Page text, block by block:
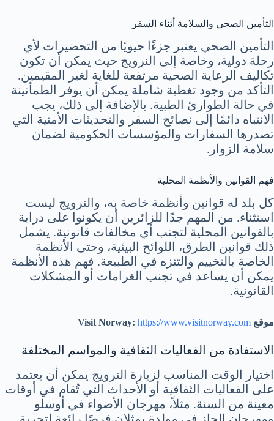
التأمين الصحي والسلامة أثناء السفر
التأمين الصحي يعتبر جزءًا حيويًا من التحضيرات لأي
رحلة دولية، وخاصة إلى النرويج حيث يمكن أن تكون
تكاليف الرعاية الصحية مرتفعة للغاية لغير المقيمين.
التأكد من وجود تغطية شاملة يمكن أن يوفر الطمأنينة
في حالة الطوارئ الطبية. بالإضافة إلى ذلك، يجب
الانتباه دائمًا إلى نصائح السفر والتحديثات الأمنية التي
تصدرها السفارات والمؤسسات الحكومية لضمان
سلامة الزوار.
فهم القوانين والأنظمة المحلية
كل بلد له قوانين وأنظمة خاصة به، والنرويج ليست
استثناء. من المهم جدًا للزائرين أن يكونوا على دراية
بالقوانين المحلية لتجنب أي مخالفات قانونية. يشمل
ذلك قوانين الطرق، اللوائح البيئية، وحتى الأنظمة
الخاصة بالتخييم والتنزه في الطبيعة. فهم هذه الأنظمة
يمكن أن يساعد في تجنب الغرامات أو المشكلات
القانونية.
موقع Visit Norway: https://www.visitnorway.com
الاستفادة من الفعاليات الثقافية والمواسم المختلفة
اختيار الوقت المناسب لزيارة النرويج يمكن أن يعتمد
على الفعاليات الثقافية أو الأحداث التي تُقام في أوقات
معينة من السنة. مثلاً، مهرجان الأضواء في أوسلو